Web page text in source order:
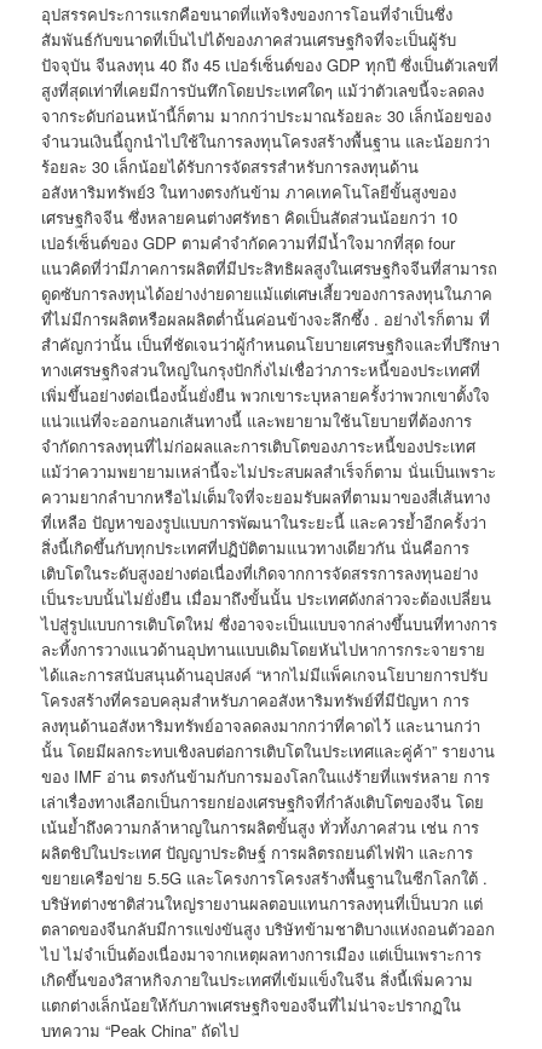
อุปสรรคประการแรกคือขนาดที่แท้จริงของการโอนที่จำเป็นซึ่ง
สัมพันธ์กับขนาดที่เป็นไปได้ของภาคส่วนเศรษฐกิจที่จะเป็นผู้รับ
ปัจจุบัน จีนลงทุน 40 ถึง 45 เปอร์เซ็นต์ของ GDP ทุกปี ซึ่งเป็นตัวเลขที่
สูงที่สุดเท่าที่เคยมีการบันทึกโดยประเทศใดๆ แม้ว่าตัวเลขนี้จะลดลง
จากระดับก่อนหน้านี้ก็ตาม มากกว่าประมาณร้อยละ 30 เล็กน้อยของ
จำนวนเงินนี้ถูกนำไปใช้ในการลงทุนโครงสร้างพื้นฐาน และน้อยกว่า
ร้อยละ 30 เล็กน้อยได้รับการจัดสรรสำหรับการลงทุนด้าน
อสังหาริมทรัพย์3 ในทางตรงกันข้าม ภาคเทคโนโลยีขั้นสูงของ
เศรษฐกิจจีน ซึ่งหลายคนต่างศรัทธา คิดเป็นสัดส่วนน้อยกว่า 10
เปอร์เซ็นต์ของ GDP ตามคำจำกัดความที่มีน้ำใจมากที่สุด four
แนวคิดที่ว่ามีภาคการผลิตที่มีประสิทธิผลสูงในเศรษฐกิจจีนที่สามารถ
ดูดซับการลงทุนได้อย่างง่ายดายแม้แต่เศษเสี้ยวของการลงทุนในภาค
ที่ไม่มีการผลิตหรือผลผลิตต่ำนั้นค่อนข้างจะลึกซึ้ง . อย่างไรก็ตาม ที่
สำคัญกว่านั้น เป็นที่ชัดเจนว่าผู้กำหนดนโยบายเศรษฐกิจและที่ปรึกษา
ทางเศรษฐกิจส่วนใหญ่ในกรุงปักกิ่งไม่เชื่อว่าภาระหนี้ของประเทศที่
เพิ่มขึ้นอย่างต่อเนื่องนั้นยั่งยืน พวกเขาระบุหลายครั้งว่าพวกเขาตั้งใจ
แน่วแน่ที่จะออกนอกเส้นทางนี้ และพยายามใช้นโยบายที่ต้องการ
จำกัดการลงทุนที่ไม่ก่อผลและการเติบโตของภาระหนี้ของประเทศ
แม้ว่าความพยายามเหล่านี้จะไม่ประสบผลสำเร็จก็ตาม นั่นเป็นเพราะ
ความยากลำบากหรือไม่เต็มใจที่จะยอมรับผลที่ตามมาของสี่เส้นทาง
ที่เหลือ ปัญหาของรูปแบบการพัฒนาในระยะนี้ และควรย้ำอีกครั้งว่า
สิ่งนี้เกิดขึ้นกับทุกประเทศที่ปฏิบัติตามแนวทางเดียวกัน นั่นคือการ
เติบโตในระดับสูงอย่างต่อเนื่องที่เกิดจากการจัดสรรการลงทุนอย่าง
เป็นระบบนั้นไม่ยั่งยืน เมื่อมาถึงขั้นนั้น ประเทศดังกล่าวจะต้องเปลี่ยน
ไปสู่รูปแบบการเติบโตใหม่ ซึ่งอาจจะเป็นแบบจากล่างขึ้นบนที่ทางการ
ละทิ้งการวางแนวด้านอุปทานแบบเดิมโดยหันไปหาการกระจายราย
ได้และการสนับสนุนด้านอุปสงค์ “หากไม่มีแพ็คเกจนโยบายการปรับ
โครงสร้างที่ครอบคลุมสำหรับภาคอสังหาริมทรัพย์ที่มีปัญหา การ
ลงทุนด้านอสังหาริมทรัพย์อาจลดลงมากกว่าที่คาดไว้ และนานกว่า
นั้น โดยมีผลกระทบเชิงลบต่อการเติบโตในประเทศและคู่ค้า” รายงาน
ของ IMF อ่าน ตรงกันข้ามกับการมองโลกในแง่ร้ายที่แพร่หลาย การ
เล่าเรื่องทางเลือกเป็นการยกย่องเศรษฐกิจที่กำลังเติบโตของจีน โดย
เน้นย้ำถึงความกล้าหาญในการผลิตขั้นสูง ทั่วทั้งภาคส่วน เช่น การ
ผลิตชิปในประเทศ ปัญญาประดิษฐ์ การผลิตรถยนต์ไฟฟ้า และการ
ขยายเครือข่าย 5.5G และโครงการโครงสร้างพื้นฐานในซีกโลกใต้ .
บริษัทต่างชาติส่วนใหญ่รายงานผลตอบแทนการลงทุนที่เป็นบวก แต่
ตลาดของจีนกลับมีการแข่งขันสูง บริษัทข้ามชาติบางแห่งถอนตัวออก
ไป ไม่จำเป็นต้องเนื่องมาจากเหตุผลทางการเมือง แต่เป็นเพราะการ
เกิดขึ้นของวิสาหกิจภายในประเทศที่เข้มแข็งในจีน สิ่งนี้เพิ่มความ
แตกต่างเล็กน้อยให้กับภาพเศรษฐกิจของจีนที่ไม่น่าจะปรากฏใน
บทความ “Peak China” ถัดไป